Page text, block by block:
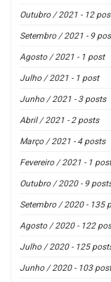
Outubro / 2021 - 12
Setembro / 2021 - 9
Agosto / 2021 - 1 post
Julho / 2021 - 1 post
Junho / 2021 - 3 posts
Abril / 2021 - 2 posts
Março / 2021 - 4 posts
Fevereiro / 2021 - 1 post
Outubro / 2020 - 9
Setembro / 2020 - 135
Agosto / 2020 - 122
Julho / 2020 - 125
Junho / 2020 - 103